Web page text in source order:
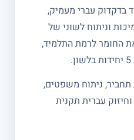
בדקדוק עברי מעמיק,
וניתוח לשוני של
החומר לרמת התלמיד,
ניתוח משפטים,
עברית תקנית